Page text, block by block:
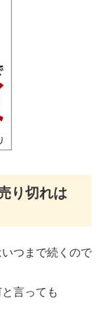
り切れは
つまで続くので
言っても